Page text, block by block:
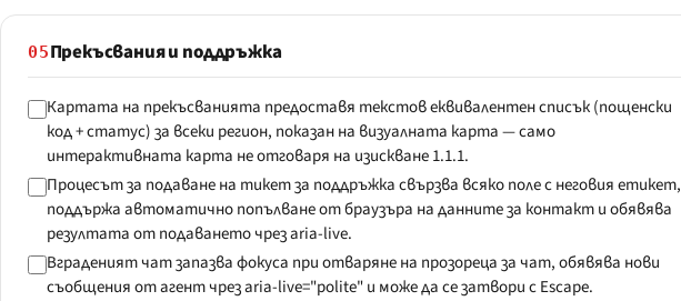
05Прекъсвания и поддръжка
Картата на прекъсванията предоставя текстов еквивалентен списък (пощенски
код + статус) за всеки регион, показан на визуалната карта — само
интерактивната карта не отговаря на изискване 1.1.1.
Процесът за подаване на тикет за поддръжка свързва всяко поле с неговия етикет,
поддържа автоматично попълване от браузъра на данните за контакт и обявява
резултата от подаването чрез aria-live.
Вграденият чат запазва фокуса при отваряне на прозореца за чат, обявява нови
съобщения от агент чрез aria-live="polite" и може да се затвори с Escape.